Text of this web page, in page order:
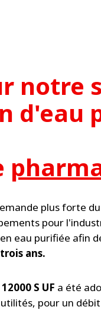
notre
d'eau
plus forte
pour
eau purifiée afin
ans.
12000 S UF a été
pour un